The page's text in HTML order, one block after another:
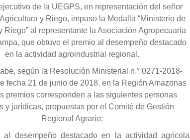
de la UEGPS, en representación del señor
y Riego, impuso la Medalla “Ministerio de
Riego” al representante la Asociación Agropecuaria
que obtuvo el premio al desempeño destacado
en la actividad agroindustrial regional.
según la Resolución Ministerial n.° 0271-2018-
fecha 21 de junio de 2018, en la Región Amazonas
premios corresponden a las siguientes personas
y jurídicas, propuestas por el Comité de Gestión
Regional Agrario:
al desempeño destacado en la actividad agrícola